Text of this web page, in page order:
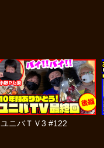
ユニバＴＶ3 #122